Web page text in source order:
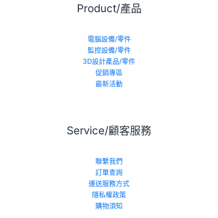
Product/產品
電腦設備/零件
監控設備/零件
3D設計產品/零件
促銷專區
最新活動
Service/顧客服務
聯繫我們
訂單查詢
運送服務方式
隱私權政策
購物須知